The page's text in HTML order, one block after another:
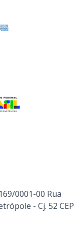
0001-00 Rua
- Cj. 52 CEP